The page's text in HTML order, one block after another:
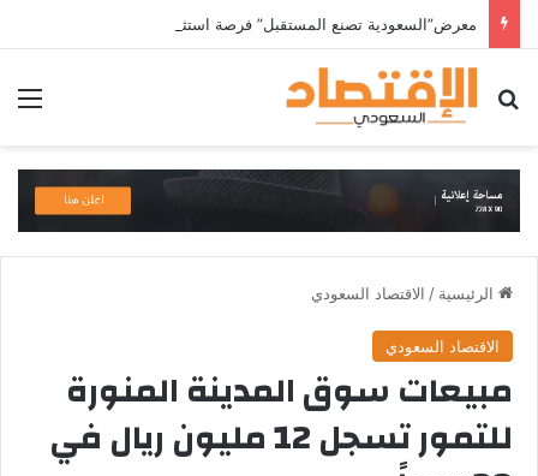
بحث عن
الرئيسية / الاقتصاد السعودي
الاقتصاد السعودي
مبيعات سوق المدينة المنورة
للتمور تسجل 12 مليون ريال في